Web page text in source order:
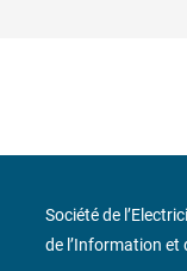
Société de
de l’Information et